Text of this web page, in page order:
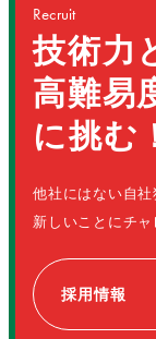
Recruit
技術力
高難易
に挑む
他社にはない自社
新しいことにチャ
採用情報